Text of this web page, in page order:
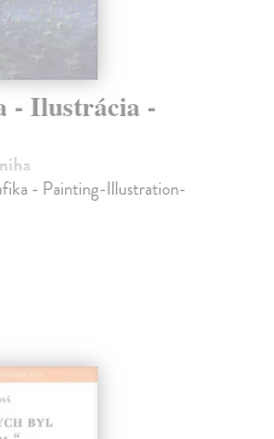
- Ilustrácia -
- Painting-Illustration-